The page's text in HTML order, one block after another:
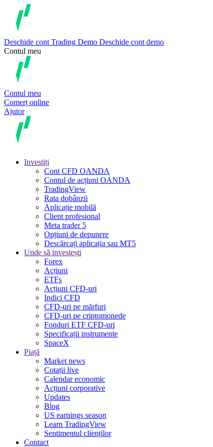
Deschide cont Trading Demo Deschide cont demo
Contul meu
Contul meu
Comerț online
Ajutor
Investiți
Cont CFD OANDA
Contul de acțiuni OANDA
TradingView
Rata dobânzii
Aplicație mobilă
Client profesional
Meta trader 5
Opțiuni de depunere
Descărcați aplicația sau MT5
Unde să investești
Forex
Acțiuni
ETFs
Acțiuni CFD-uri
Indici CFD
CFD-uri pe mărfuri
CFD-uri pe criptomonede
Fonduri ETF CFD-uri
Specificații instrumente
SpaceX
Piață
Market news
Cotații live
Calendar economic
Acțiuni corporative
Updates
Blog
US earnings season
Learn TradingView
Sentimentul clienților
Contact